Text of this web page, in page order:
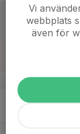
Vi
webbplats
även för